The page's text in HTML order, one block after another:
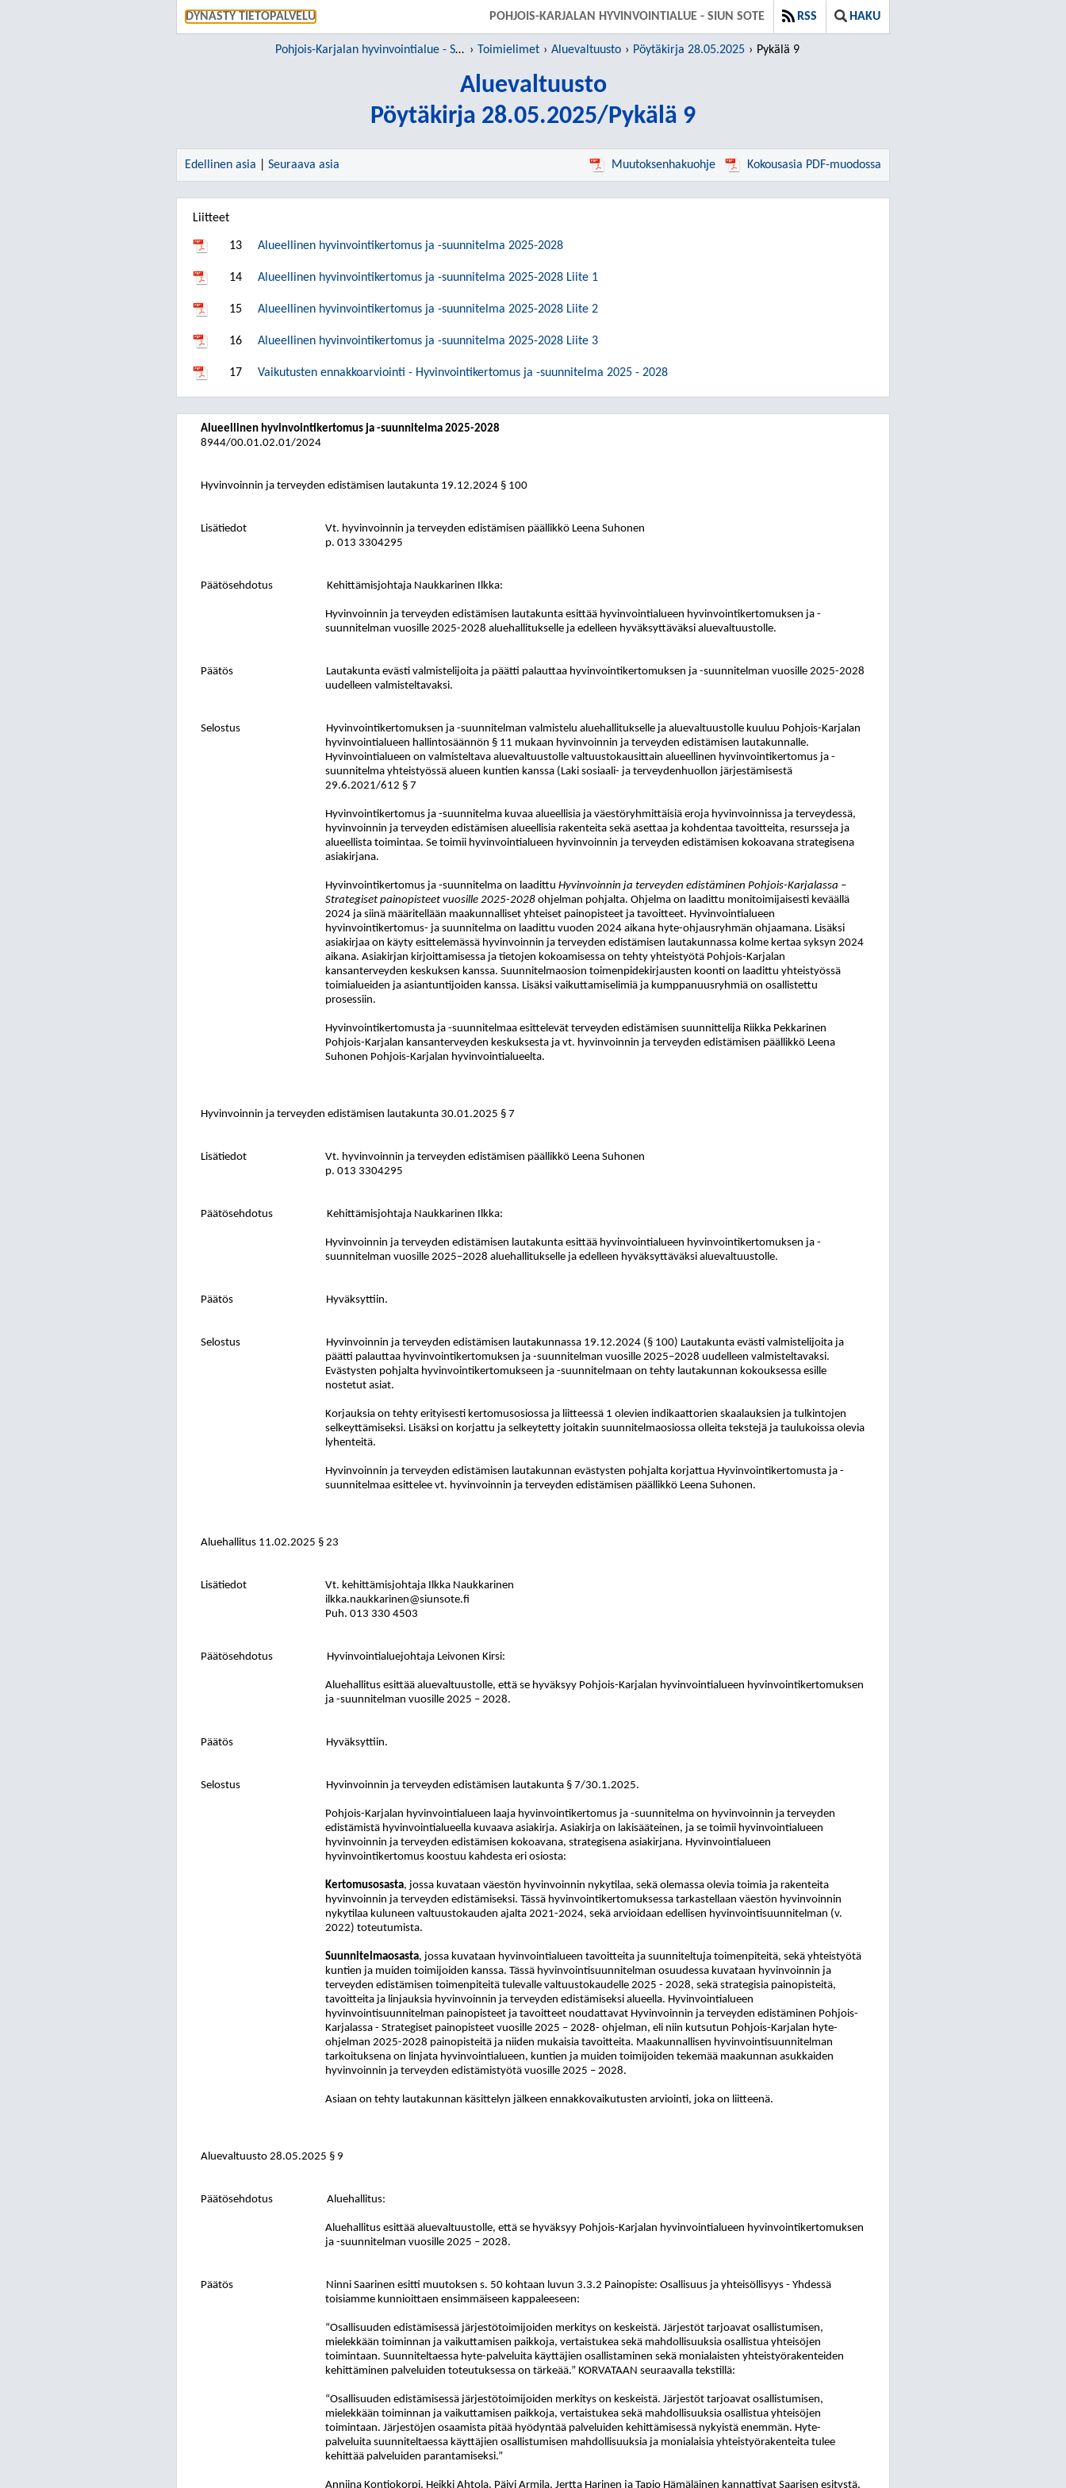
DYNASTY TIETOPALVELU SIIRRY SUORAAN PÄÄSISÄLTÖÖN
POHJOIS-KARJALAN HYVINVOINTIALUE - SIUN SOTE RSS HAKU
Pohjois-Karjalan hyvinvointialue - Siun sote Toimielimet Aluevaltuusto Pöytäkirja 28.05.2025 Pykälä 9
Aluevaltuusto
Pöytäkirja 28.05.2025/Pykälä 9
Edellinen asia Seuraava asia Muutoksenhakuohje Kokousasia PDF-muodossa
Liitteet
13 Alueellinen hyvinvointikertomus ja -suunnitelma 2025-2028
14 Alueellinen hyvinvointikertomus ja -suunnitelma 2025-2028 Liite 1
15 Alueellinen hyvinvointikertomus ja -suunnitelma 2025-2028 Liite 2
16 Alueellinen hyvinvointikertomus ja -suunnitelma 2025-2028 Liite 3
17 Vaikutusten ennakkoarviointi - Hyvinvointikertomus ja -suunnitelma 2025 - 2028
Alueellinen hyvinvointikertomus ja -suunnitelma 2025-2028
8944/00.01.02.01/2024
Hyvinvoinnin ja terveyden edistämisen lautakunta 19.12.2024 § 100
Lisätiedot
Vt. hyvinvoinnin ja terveyden edistämisen päällikkö Leena Suhonen
p. 013 3304295
Päätösehdotus Kehittämisjohtaja Naukkarinen Ilkka:
Hyvinvoinnin ja terveyden edistämisen lautakunta esittää hyvinvointialueen hyvinvointikertomuksen ja -
suunnitelman vuosille 2025-2028 aluehallitukselle ja edelleen hyväksyttäväksi aluevaltuustolle.
Päätös
Lautakunta evästi valmistelijoita ja päätti palauttaa hyvinvointikertomuksen ja -suunnitelman vuosille 2025-2028
uudelleen valmisteltavaksi.
Selostus
Hyvinvointikertomuksen ja -suunnitelman valmistelu aluehallitukselle ja aluevaltuustolle kuuluu Pohjois-Karjalan
hyvinvointialueen hallintosäännön § 11 mukaan hyvinvoinnin ja terveyden edistämisen lautakunnalle.
Hyvinvointialueen on valmisteltava aluevaltuustolle valtuustokausittain alueellinen hyvinvointikertomus ja -
suunnitelma yhteistyössä alueen kuntien kanssa (Laki sosiaali- ja terveydenhuollon järjestämisestä
29.6.2021/612 § 7
Hyvinvointikertomus ja -suunnitelma kuvaa alueellisia ja väestöryhmittäisiä eroja hyvinvoinnissa ja terveydessä,
hyvinvoinnin ja terveyden edistämisen alueellisia rakenteita sekä asettaa ja kohdentaa tavoitteita, resursseja ja
alueellista toimintaa. Se toimii hyvinvointialueen hyvinvoinnin ja terveyden edistämisen kokoavana strategisena
asiakirjana.
Hyvinvointikertomus ja -suunnitelma on laadittu Hyvinvoinnin ja terveyden edistäminen Pohjois-Karjalassa –
Strategiset painopisteet vuosille 2025-2028 ohjelman pohjalta. Ohjelma on laadittu monitoimijaisesti keväällä
2024 ja siinä määritellään maakunnalliset yhteiset painopisteet ja tavoitteet. Hyvinvointialueen
hyvinvointikertomus- ja suunnitelma on laadittu vuoden 2024 aikana hyte-ohjausryhmän ohjaamana. Lisäksi
asiakirjaa on käyty esittelemässä hyvinvoinnin ja terveyden edistämisen lautakunnassa kolme kertaa syksyn 2024
aikana. Asiakirjan kirjoittamisessa ja tietojen kokoamisessa on tehty yhteistyötä Pohjois-Karjalan
kansanterveyden keskuksen kanssa. Suunnitelmaosion toimenpidekirjausten koonti on laadittu yhteistyössä
toimialueiden ja asiantuntijoiden kanssa. Lisäksi vaikuttamiselimiä ja kumppanuusryhmiä on osallistettu
prosessiin.
Hyvinvointikertomusta ja -suunnitelmaa esittelevät terveyden edistämisen suunnittelija Riikka Pekkarinen
Pohjois-Karjalan kansanterveyden keskuksesta ja vt. hyvinvoinnin ja terveyden edistämisen päällikkö Leena
Suhonen Pohjois-Karjalan hyvinvointialueelta.
Hyvinvoinnin ja terveyden edistämisen lautakunta 30.01.2025 § 7
Lisätiedot
Vt. hyvinvoinnin ja terveyden edistämisen päällikkö Leena Suhonen
p. 013 3304295
Päätösehdotus Kehittämisjohtaja Naukkarinen Ilkka:
Hyvinvoinnin ja terveyden edistämisen lautakunta esittää hyvinvointialueen hyvinvointikertomuksen ja -
suunnitelman vuosille 2025–2028 aluehallitukselle ja edelleen hyväksyttäväksi aluevaltuustolle.
Päätös Hyväksyttiin.
Selostus
Hyvinvoinnin ja terveyden edistämisen lautakunnassa 19.12.2024 (§ 100) Lautakunta evästi valmistelijoita ja
päätti palauttaa hyvinvointikertomuksen ja -suunnitelman vuosille 2025–2028 uudelleen valmisteltavaksi.
Evästysten pohjalta hyvinvointikertomukseen ja -suunnitelmaan on tehty lautakunnan kokouksessa esille
nostetut asiat.
Korjauksia on tehty erityisesti kertomusosiossa ja liitteessä 1 olevien indikaattorien skaalauksien ja tulkintojen
selkeyttämiseksi. Lisäksi on korjattu ja selkeytetty joitakin suunnitelmaosiossa olleita tekstejä ja taulukoissa olevia
lyhenteitä.
Hyvinvoinnin ja terveyden edistämisen lautakunnan evästysten pohjalta korjattua Hyvinvointikertomusta ja -
suunnitelmaa esittelee vt. hyvinvoinnin ja terveyden edistämisen päällikkö Leena Suhonen.
Aluehallitus 11.02.2025 § 23
Lisätiedot
Vt. kehittämisjohtaja Ilkka Naukkarinen
ilkka.naukkarinen@siunsote.fi
Puh. 013 330 4503
Päätösehdotus Hyvinvointialuejohtaja Leivonen Kirsi:
Aluehallitus esittää aluevaltuustolle, että se hyväksyy Pohjois-Karjalan hyvinvointialueen hyvinvointikertomuksen
ja -suunnitelman vuosille 2025 – 2028.
Päätös Hyväksyttiin.
Selostus Hyvinvoinnin ja terveyden edistämisen lautakunta § 7/30.1.2025.
Pohjois-Karjalan hyvinvointialueen laaja hyvinvointikertomus ja -suunnitelma on hyvinvoinnin ja terveyden
edistämistä hyvinvointialueella kuvaava asiakirja. Asiakirja on lakisääteinen, ja se toimii hyvinvointialueen
hyvinvoinnin ja terveyden edistämisen kokoavana, strategisena asiakirjana. Hyvinvointialueen
hyvinvointikertomus koostuu kahdesta eri osiosta:
Kertomusosasta, jossa kuvataan väestön hyvinvoinnin nykytilaa, sekä olemassa olevia toimia ja rakenteita
hyvinvoinnin ja terveyden edistämiseksi. Tässä hyvinvointikertomuksessa tarkastellaan väestön hyvinvoinnin
nykytilaa kuluneen valtuustokauden ajalta 2021-2024, sekä arvioidaan edellisen hyvinvointisuunnitelman (v.
2022) toteutumista.
Suunnitelmaosasta, jossa kuvataan hyvinvointialueen tavoitteita ja suunniteltuja toimenpiteitä, sekä yhteistyötä
kuntien ja muiden toimijoiden kanssa. Tässä hyvinvointisuunnitelman osuudessa kuvataan hyvinvoinnin ja
terveyden edistämisen toimenpiteitä tulevalle valtuustokaudelle 2025 - 2028, sekä strategisia painopisteitä,
tavoitteita ja linjauksia hyvinvoinnin ja terveyden edistämiseksi alueella. Hyvinvointialueen
hyvinvointisuunnitelman painopisteet ja tavoitteet noudattavat Hyvinvoinnin ja terveyden edistäminen Pohjois-
Karjalassa - Strategiset painopisteet vuosille 2025 – 2028- ohjelman, eli niin kutsutun Pohjois-Karjalan hyte-
ohjelman 2025-2028 painopisteitä ja niiden mukaisia tavoitteita. Maakunnallisen hyvinvointisuunnitelman
tarkoituksena on linjata hyvinvointialueen, kuntien ja muiden toimijoiden tekemää maakunnan asukkaiden
hyvinvoinnin ja terveyden edistämistyötä vuosille 2025 – 2028.
Asiaan on tehty lautakunnan käsittelyn jälkeen ennakkovaikutusten arviointi, joka on liitteenä.
Aluevaltuusto 28.05.2025 § 9
Päätösehdotus Aluehallitus:
Aluehallitus esittää aluevaltuustolle, että se hyväksyy Pohjois-Karjalan hyvinvointialueen hyvinvointikertomuksen
ja -suunnitelman vuosille 2025 – 2028.
Päätös
Ninni Saarinen esitti muutoksen s. 50 kohtaan luvun 3.3.2 Painopiste: Osallisuus ja yhteisöllisyys - Yhdessä
toisiamme kunnioittaen ensimmäiseen kappaleeseen:
“Osallisuuden edistämisessä järjestötoimijoiden merkitys on keskeistä. Järjestöt tarjoavat osallistumisen,
mielekkään toiminnan ja vaikuttamisen paikkoja, vertaistukea sekä mahdollisuuksia osallistua yhteisöjen
toimintaan. Suunniteltaessa hyte-palveluita käyttäjien osallistaminen sekä monialaisten yhteistyörakenteiden
kehittäminen palveluiden toteutuksessa on tärkeää.” KORVATAAN seuraavalla tekstillä:
“Osallisuuden edistämisessä järjestötoimijoiden merkitys on keskeistä. Järjestöt tarjoavat osallistumisen,
mielekkään toiminnan ja vaikuttamisen paikkoja, vertaistukea sekä mahdollisuuksia osallistua yhteisöjen
toimintaan. Järjestöjen osaamista pitää hyödyntää palveluiden kehittämisessä nykyistä enemmän. Hyte-
palveluita suunniteltaessa käyttäjien osallistumisen mahdollisuuksia ja monialaisia yhteistyörakenteita tulee
kehittää palveluiden parantamiseksi.”
Anniina Kontiokorpi, Heikki Ahtola, Päivi Armila, Jertta Harinen ja Tapio Hämäläinen kannattivat Saarisen esitystä.